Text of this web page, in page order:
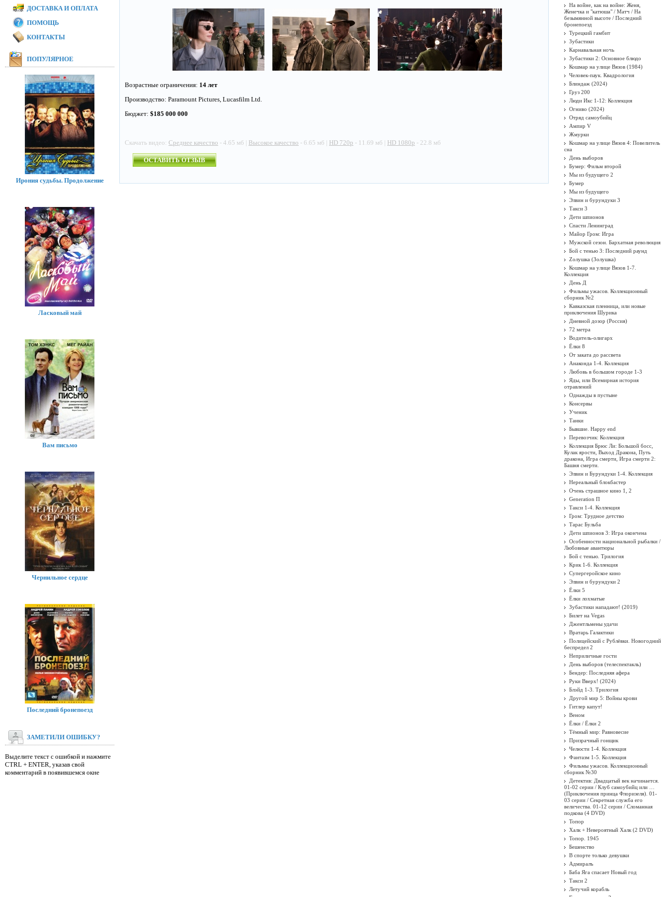
Возрастные ограничения: 14 лет
Производство: Paramount Pictures, Lucasfilm Ltd.
Бюджет: $185 000 000
Скачать видео: Среднее качество - 4.65 мб | Высокое качество - 6.65 мб | HD 720p - 11.69 мб | HD 1080p - 22.8 мб
ОСТАВИТЬ ОТЗЫВ
ДОСТАВКА И ОПЛАТА
ПОМОЩЬ
КОНТАКТЫ
ПОПУЛЯРНОЕ
Ирония судьбы. Продолжение
Ласковый май
Вам письмо
Чернильное сердце
Последний бронепоезд
ЗАМЕТИЛИ ОШИБКУ?
Выделите текст с ошибкой и нажмите
CTRL + ENTER, указав свой
комментарий в появившемся окне
На войне, как на войне: Женя,
Женечка и "катюша" / Матч / На
безымянной высоте / Последний
бронепоезд
Турецкий гамбит
Зубастики
Карнавальная ночь
Зубастики 2: Основное блюдо
Кошмар на улице Вязов (1984)
Человек-паук. Квадрология
Блиндаж (2024)
Груз 200
Люди Икс 1-12: Коллекция
Огниво (2024)
Отряд самоубийц
Ампир V
Жмурки
Кошмар на улице Вязов 4: Повелитель
сна
День выборов
Бумер: Фильм второй
Мы из будущего 2
Бумер
Мы из будущего
Элвин и бурундуки 3
Такси 3
Дети шпионов
Спасти Ленинград
Майор Гром: Игра
Мужской сезон. Бархатная революция
Бой с тенью 3: Последний раунд
Zолушка (Золушка)
Кошмар на улице Вязов 1-7.
Коллекция
День Д
Фильмы ужасов. Коллекционный
сборник №2
Кавказская пленница, или новые
приключения Шурика
Дневной дозор (Россия)
72 метра
Водитель-олигарх
Ёлки 8
От заката до рассвета
Анаконда 1-4. Коллекция
Любовь в большом городе 1-3
Яды, или Всемирная история
отравлений
Однажды в пустыне
Консервы
Ученик
Танки
Бывшие. Happy end
Перевозчик: Коллекция
Коллекция Брюс Ли: Большой босс,
Кулак ярости, Выход Дракона, Путь
дракона, Игра смерти, Игра смерти 2:
Башня смерти.
Элвин и Бурундуки 1-4. Коллекция
Нереальный блокбастер
Очень страшное кино 1, 2
Generation П
Такси 1-4. Коллекция
Гром: Трудное детство
Тарас Бульба
Дети шпионов 3: Игра окончена
Особенности национальной рыбалки /
Любовные авантюры
Бой с тенью. Трилогия
Крик 1-6. Коллекция
Супергеройское кино
Элвин и бурундуки 2
Ёлки 5
Ёлки лохматые
Зубастики нападают! (2019)
Билет на Vegas
Джентльмены удачи
Вратарь Галактики
Полицейский с Рублёвки. Новогодний
беспредел 2
Неприличные гости
День выборов (телеспектакль)
Бендер: Последняя афера
Руки Вверх! (2024)
Блэйд 1-3. Трилогия
Другой мир 5: Войны крови
Гитлер капут!
Веном
Ёлки / Ёлки 2
Тёмный мир: Равновесие
Призрачный гонщик
Челюсти 1-4. Коллекция
Фантазм 1-5. Коллекция
Фильмы ужасов. Коллекционный
сборник №30
Детектив: Двадцатый век начинается.
01-02 серии / Клуб самоубийц или …
(Приключения принца Флоризеля). 01-
03 серии / Секретная служба его
величества. 01-12 серии / Сломанная
подкова (4 DVD)
Топор
Халк + Невероятный Халк (2 DVD)
Топор. 1945
Бешенство
В спорте только девушки
Адмиралъ
Баба Яга спасает Новый год
Такси 2
Летучий корабль